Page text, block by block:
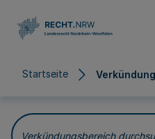
Startseite